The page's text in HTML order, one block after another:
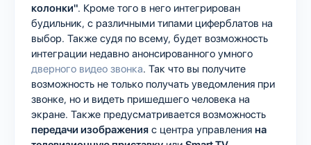
колонки". Кроме того в него интегрирован
будильник, с различными типами циферблатов на
выбор. Также судя по всему, будет возможность
интеграции недавно анонсированного умного
дверного видео звонка. Так что вы получите
возможность не только получать уведомления при
звонке, но и видеть пришедшего человека на
экране. Также предусматривается возможность
передачи изображения с центра управления на